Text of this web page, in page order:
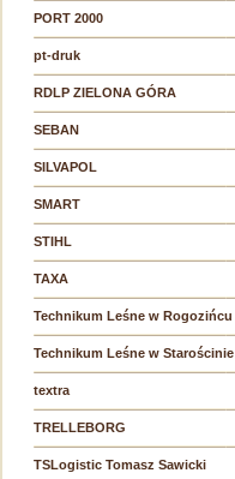
PORT 2000
pt-druk
RDLP ZIELONA GÓRA
SEBAN
SILVAPOL
SMART
STIHL
TAXA
Technikum Leśne w Rogozińcu
Technikum Leśne w Starościnie
textra
TRELLEBORG
TSLogistic Tomasz Sawicki